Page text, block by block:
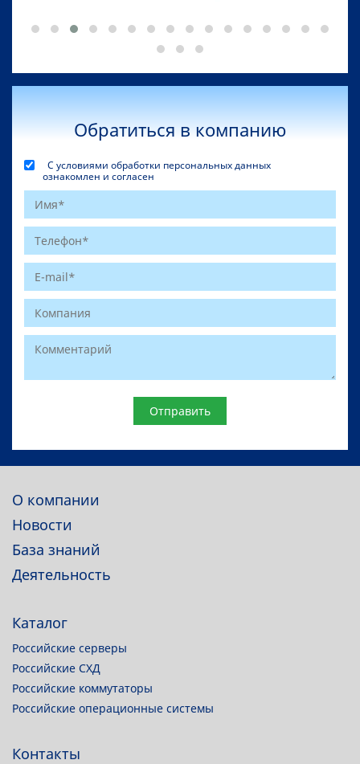
Обратиться в компанию
С условиями обработки персональных данных
ознакомлен и согласен
О компании
Новости
База знаний
Деятельность
Каталог
Российские серверы
Российские СХД
Российские коммутаторы
Российские операционные системы
Контакты